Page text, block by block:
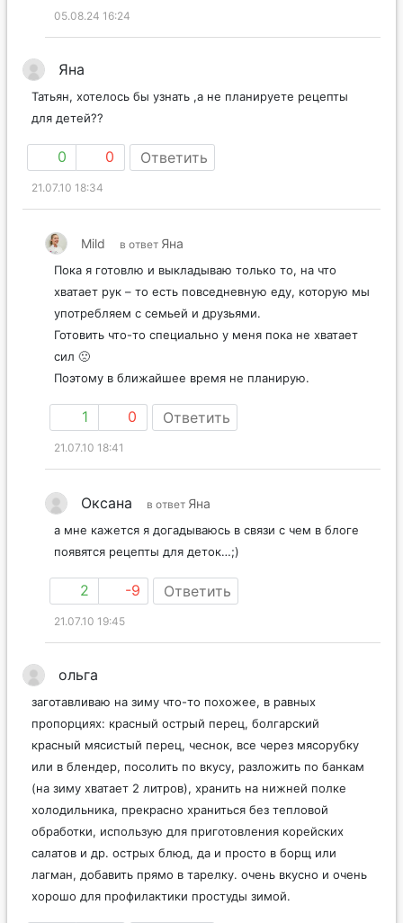
05.08.24 16:24
Яна
Татьян, хотелось бы узнать ,а не планируете рецепты
для детей??
0 0 Ответить
21.07.10 18:34
Mild в ответ Яна
Пока я готовлю и выкладываю только то, на что
хватает рук – то есть повседневную еду, которую мы
употребляем с семьей и друзьями.
Готовить что-то специально у меня пока не хватает
сил 🙁
Поэтому в ближайшее время не планирую.
1 0 Ответить
21.07.10 18:41
Оксана в ответ Яна
а мне кажется я догадываюсь в связи с чем в блоге
появятся рецепты для деток…;)
2 -9 Ответить
21.07.10 19:45
ольга
заготавливаю на зиму что-то похожее, в равных
пропорциях: красный острый перец, болгарский
красный мясистый перец, чеснок, все через мясорубку
или в блендер, посолить по вкусу, разложить по банкам
(на зиму хватает 2 литров), хранить на нижней полке
холодильника, прекрасно храниться без тепловой
обработки, использую для приготовления корейских
салатов и др. острых блюд, да и просто в борщ или
лагман, добавить прямо в тарелку. очень вкусно и очень
хорошо для профилактики простуды зимой.